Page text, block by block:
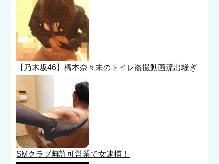
【乃木坂46】橋本奈々未のトイレ盗撮動画流出騒ぎ
SMクラブ無許可営業で女逮捕！